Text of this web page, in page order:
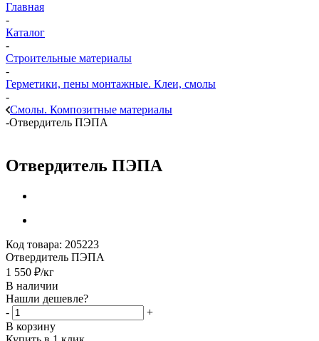
Главная
-
Каталог
-
Строительные материалы
-
Герметики, пены монтажные. Клеи, смолы
-
Смолы. Композитные материалы
-Отвердитель ПЭПА
Отвердитель ПЭПА
Код товара: 205223
Отвердитель ПЭПА
1 550 ₽/кг
В наличии
Нашли дешевле?
-
+
В корзину